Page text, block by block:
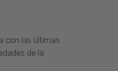
con las últimas
de la